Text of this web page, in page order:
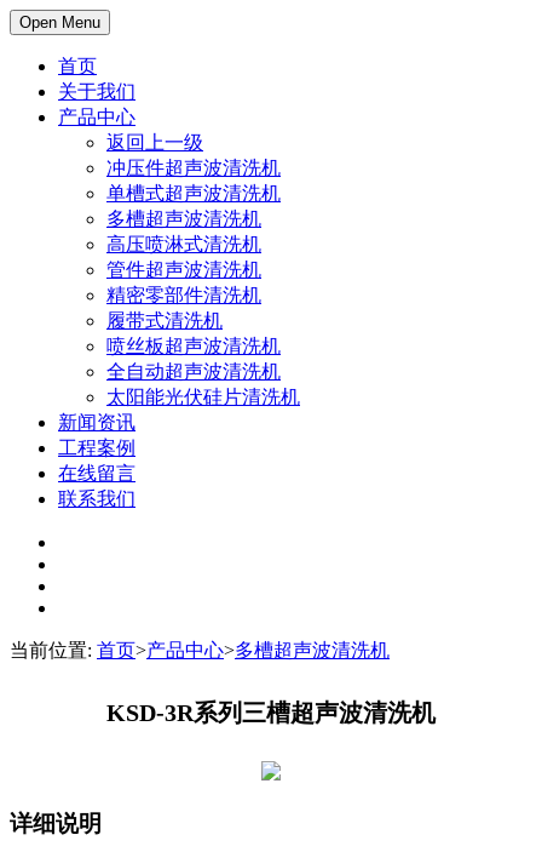
Open Menu
首页
关于我们
产品中心
返回上一级
冲压件超声波清洗机
单槽式超声波清洗机
多槽超声波清洗机
高压喷淋式清洗机
管件超声波清洗机
精密零部件清洗机
履带式清洗机
喷丝板超声波清洗机
全自动超声波清洗机
太阳能光伏硅片清洗机
新闻资讯
工程案例
在线留言
联系我们
当前位置: 首页>产品中心>多槽超声波清洗机
KSD-3R系列三槽超声波清洗机
详细说明